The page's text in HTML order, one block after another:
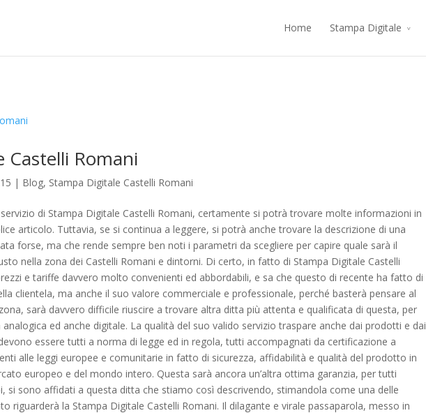
Home Stampa Digitale
Castelli Romani
| Blog, Stampa Digitale Castelli Romani
di Stampa Digitale Castelli Romani, certamente si potrà trovare molte informazioni in
articolo. Tuttavia, se si continua a leggere, si potrà anche trovare la descrizione di una
forse, ma che rende sempre ben noti i parametri da scegliere per capire quale sarà il
nella zona dei Castelli Romani e dintorni. Di certo, in fatto di Stampa Digitale Castelli
e tariffe davvero molto convenienti ed abbordabili, e sa che questo di recente ha fatto di
clientela, ma anche il suo valore commerciale e professionale, perché basterà pensare al
sarà davvero difficile riuscire a trovare altra ditta più attenta e qualificata di questa, per
ed anche digitale. La qualità del suo valido servizio traspare anche dai prodotti e dai
essere tutti a norma di legge ed in regola, tutti accompagnati da certificazione a
alle leggi europee e comunitarie in fatto di sicurezza, affidabilità e qualità del prodotto in
europeo e del mondo intero. Questa sarà ancora un’altra ottima garanzia, per tutti
si sono affidati a questa ditta che stiamo così descrivendo, stimandola come una delle
riguarderà la Stampa Digitale Castelli Romani. Il dilagante e virale passaparola, messo in